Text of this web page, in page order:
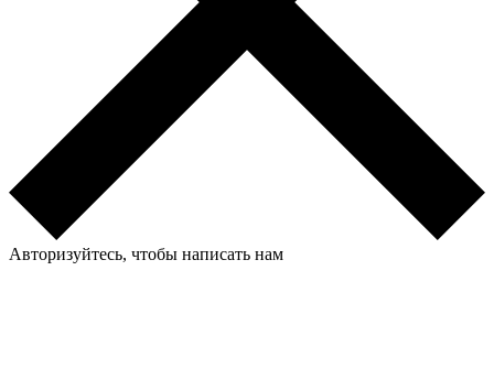
Авторизуйтесь, чтобы написать нам